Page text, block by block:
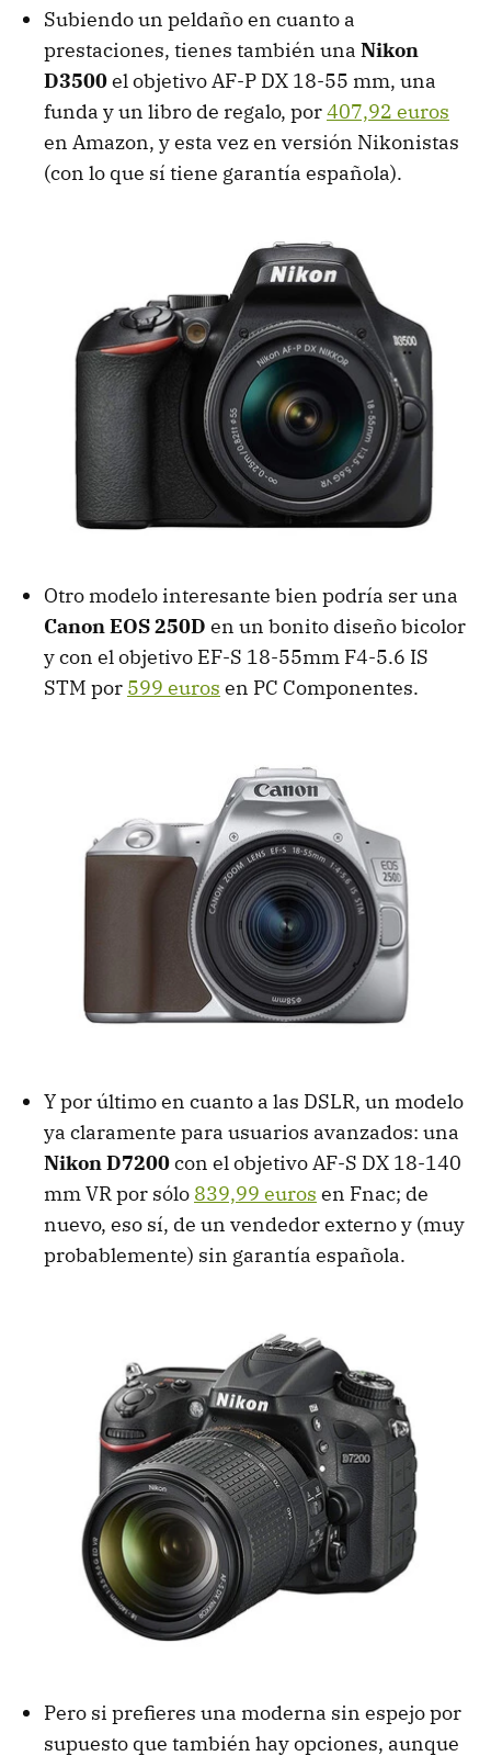
Subiendo un peldaño en cuanto a
prestaciones, tienes también una Nikon
D3500el objetivo AF-P DX 18-55 mm, una
funda y un libro de regalo, por407,92 euros
en Amazon, y esta vez en versión Nikonistas
(con lo que sí tiene garantía española).
Otro modelo interesante bien podría ser una
Canon EOS 250D en un bonito diseño bicolor
y con el objetivo EF-S 18-55mm F4-5.6 IS
STM por 599 euros en PC Componentes.
Y por último en cuanto a las DSLR, un modelo
ya claramente para usuarios avanzados: una
Nikon D7200con el objetivo AF-S DX 18-140
mm VR por sólo 839,99 euros en Fnac; de
nuevo, eso sí, de un vendedor externo y (muy
probablemente) sin garantía española.
Pero si prefieres una moderna sin espejo por
supuesto que también hay opciones, aunque